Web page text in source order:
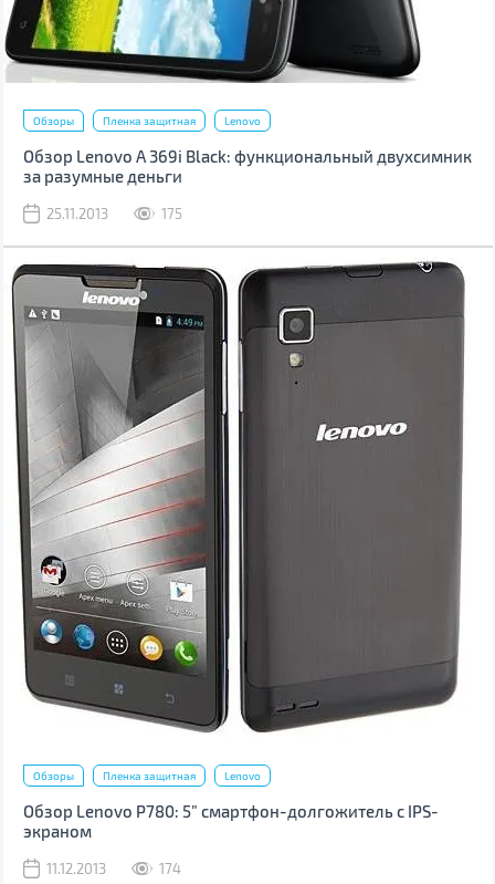
Обзоры Пленка защитная Lenovo
Обзор Lenovo A 369i Black: функциональный двухсимник
за разумные деньги
25.11.2013 175
Обзоры Пленка защитная Lenovo
Обзор Lenovo P780: 5” смартфон-долгожитель с IPS-
экраном
11.12.2013 174